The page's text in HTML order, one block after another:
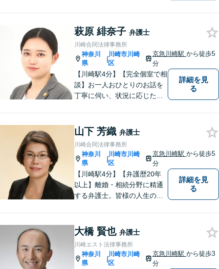
事故／相続／離婚／労働／債
務整理／刑事事件／企業法務
など、幅広く対応。【当日／
夜間／休日対応可能】お気軽
にご相談下さい。
萩原 緋奈子 弁護士
川崎合同法律事務所
神奈川
県
|
川崎市川崎
区
京急川崎駅 から徒歩5
分
【川崎駅4分】【完全個室で相
談】お一人おひとりのお話を
丁寧に伺い、状況に応じた解
これからの人生を諦めなくて
済むよう、精一杯お手伝いさ
せていただきます。【休日・
夜間面談可】
詳細を見
る
山下 芳織 弁護士
川崎合同法律事務所
神奈川
県
|
川崎市川崎
区
京急川崎駅 から徒歩5
分
【川崎駅4分】【弁護歴20年
以上】離婚・相続分野に精通
する弁護士。皆様の人生の大
導けるよう尽力しています。
ご希望やご不安な点はお気軽
にご相談ください。【初回無
料相談】
詳細を見
る
大橋 賢也 弁護士
川崎エスト法律事務所
神奈川
県
|
川崎市川崎
区
京急川崎駅 から徒歩3
分